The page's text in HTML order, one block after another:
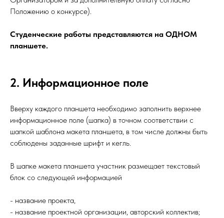
Положению о конкурсе).
Студенческие работы представляются на ОДНОМ
планшете.
2. Информационное поле
Вверху каждого планшета необходимо заполнить верхнее
информационное поле (шапка) в точном соответствии с
шапкой шаблона макета планшета, в том числе должны быть
соблюдены заданные шрифт и кегль.
В шапке макета планшета участник размещает текстовый
блок со следующей информацией
- название проекта,
- название проектной организации, авторский коллектив;